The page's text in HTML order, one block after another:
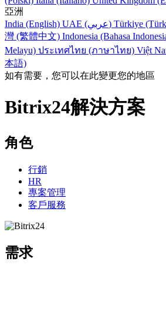
亞洲
India (English)
UAE (عربي) Türkiye
灣 (繁體中文) Indonesia (Bahasa
Melayu) ประเทศไทย (ภาษาไทย) Việt
本語)
如有需要，您可以在此變更您的地區
Bitrix24解決方案
角色
行銷
HR
專案管理
客戶服務
需求